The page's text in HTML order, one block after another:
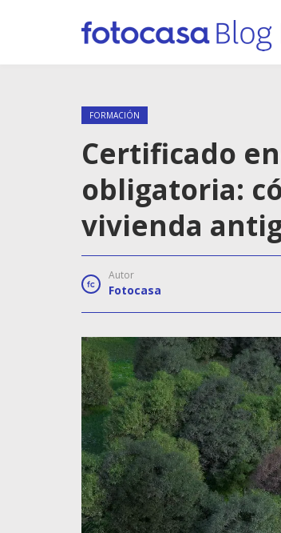
FORMACIÓN
Certificado
obligatoria:
vivienda
Autor
Fotocasa